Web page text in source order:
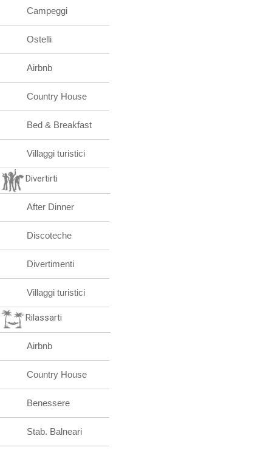
Campeggi
Ostelli
Airbnb
Country House
Bed & Breakfast
Villaggi turistici
Divertirti
After Dinner
Discoteche
Divertimenti
Villaggi turistici
Rilassarti
Airbnb
Country House
Benessere
Stab. Balneari